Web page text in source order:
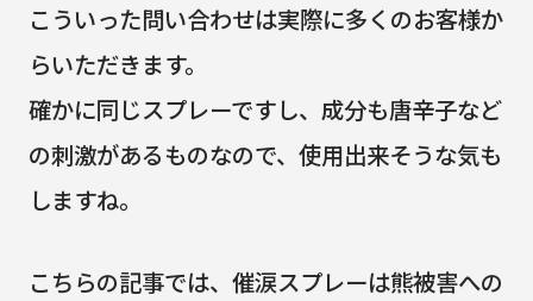
こういった問い合わせは実際に多くのお客様か
らいただきます。
確かに同じスプレーですし、成分も唐辛子など
の刺激があるものなので、使用出来そうな気も
しますね。
こちらの記事では、催涙スプレーは熊被害への